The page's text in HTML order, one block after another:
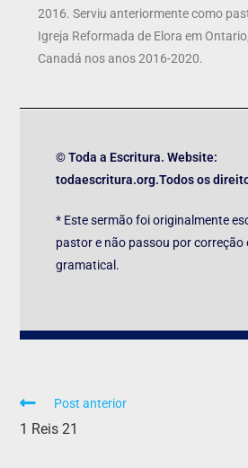
2016. Serviu anteriormente como
Igreja Reformada de Elora em Ontario,
Canadá nos anos 2016-2020.
© Toda a Escritura. Website:
todaescritura.org.Todos os
* Este sermão foi originalmente
pastor e não passou por
gramatical.
Post anterior
1 Reis 21